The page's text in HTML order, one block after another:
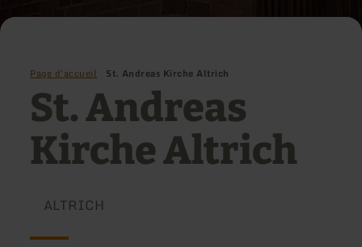
Page d'accueil St. Andreas Kirche Altrich
St. Andreas
Kirche Altrich
ALTRICH